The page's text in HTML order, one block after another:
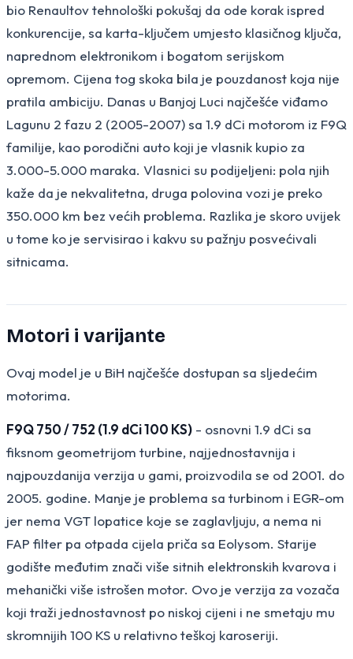
bio Renaultov tehnološki pokušaj da ode korak ispred
konkurencije, sa karta-ključem umjesto klasičnog ključa,
naprednom elektronikom i bogatom serijskom
opremom. Cijena tog skoka bila je pouzdanost koja nije
pratila ambiciju. Danas u Banjoj Luci najčešće viđamo
Lagunu 2 fazu 2 (2005-2007) sa 1.9 dCi motorom iz F9Q
familije, kao porodični auto koji je vlasnik kupio za
3.000-5.000 maraka. Vlasnici su podijeljeni: pola njih
kaže da je nekvalitetna, druga polovina vozi je preko
350.000 km bez većih problema. Razlika je skoro uvijek
u tome ko je servisirao i kakvu su pažnju posvećivali
sitnicama.
Motori i varijante
Ovaj model je u BiH najčešće dostupan sa sljedećim
motorima.
F9Q 750 / 752 (1.9 dCi 100 KS) - osnovni 1.9 dCi sa
fiksnom geometrijom turbine, najjednostavnija i
najpouzdanija verzija u gami, proizvodila se od 2001. do
2005. godine. Manje je problema sa turbinom i EGR-om
jer nema VGT lopatice koje se zaglavljuju, a nema ni
FAP filter pa otpada cijela priča sa Eolysom. Starije
godište međutim znači više sitnih elektronskih kvarova i
mehanički više istrošen motor. Ovo je verzija za vozača
koji traži jednostavnost po niskoj cijeni i ne smetaju mu
skromnijih 100 KS u relativno teškoj karoseriji.